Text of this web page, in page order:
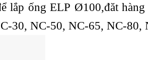
lắp ống ELP Ø100,đăt
30, NC-50, NC-65, NC-80,